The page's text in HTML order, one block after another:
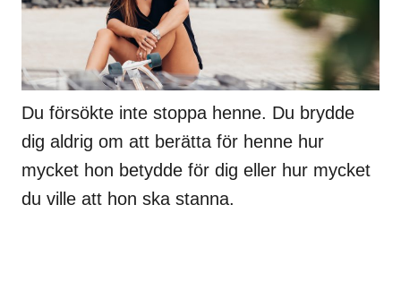
Du försökte inte stoppa henne. Du brydde
dig aldrig om att berätta för henne hur
mycket hon betydde för dig eller hur mycket
du ville att hon ska stanna.